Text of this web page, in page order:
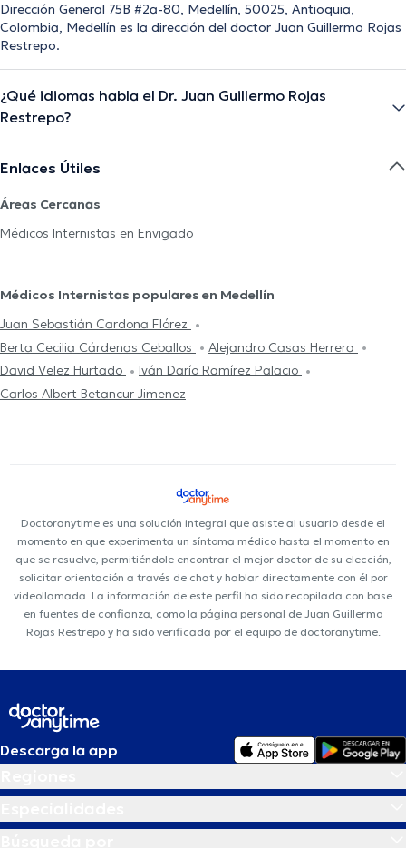
Dirección General 75B #2a-80, Medellín, 50025, Antioquia,
Colombia, Medellín es la dirección del doctor Juan Guillermo Rojas
Restrepo.
¿Qué idiomas habla el Dr. Juan Guillermo Rojas
Restrepo?
Enlaces Útiles
Áreas Cercanas
Médicos Internistas en Envigado
Médicos Internistas populares en Medellín
Juan Sebastián Cardona Flórez
Berta Cecilia Cárdenas Ceballos
Alejandro Casas Herrera
David Velez Hurtado
Iván Darío Ramírez Palacio
Carlos Albert Betancur Jimenez
Doctoranytime es una solución integral que asiste al usuario desde el
momento en que experimenta un síntoma médico hasta el momento en
que se resuelve, permitiéndole encontrar el mejor doctor de su elección,
solicitar orientación a través de chat y hablar directamente con él por
videollamada. La información de este perfil ha sido recopilada con base
en fuentes de confianza, como la página personal de Juan Guillermo
Rojas Restrepo y ha sido verificada por el equipo de doctoranytime.
Descarga la app